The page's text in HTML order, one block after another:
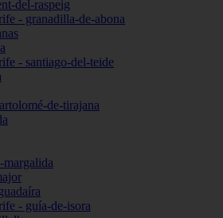
del-raspeig
- granadilla-de-abona
- santiago-del-teide
de-tirajana
margalida
- guía-de-isora